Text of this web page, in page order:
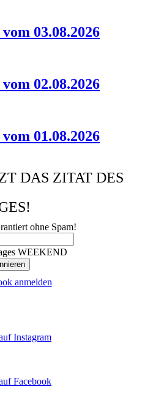
03.08.2026
02.08.2026
01.08.2026
DAS ZITAT DES
ohne Spam!
WEEKEND
anmelden
Instagram
Facebook